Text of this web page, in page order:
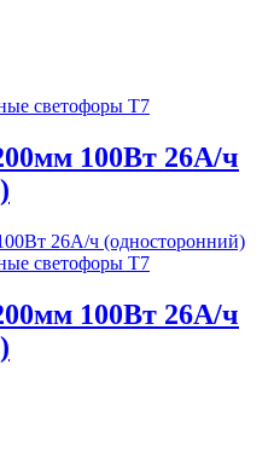
светофоры Т7
100Вт 26А/ч
светофоры Т7
100Вт 26А/ч